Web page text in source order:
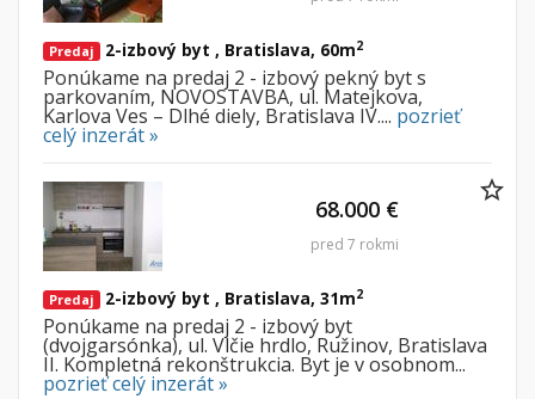
Predaj 2-izbový byt , Bratislava, 60m2
Ponúkame na predaj 2 - izbový pekný byt s
parkovaním, NOVOSTAVBA, ul. Matejkova,
Karlova Ves – Dlhé diely, Bratislava IV.... pozrieť
celý inzerát »
Predaj 2-izbový byt , Bratislava, 31m2
Ponúkame na predaj 2 - izbový byt
(dvojgarsónka), ul. Vlčie hrdlo, Ružinov, Bratislava
II. Kompletná rekonštrukcia. Byt je v osobnom...
pozrieť celý inzerát »
68.000 €
pred 7 rokmi